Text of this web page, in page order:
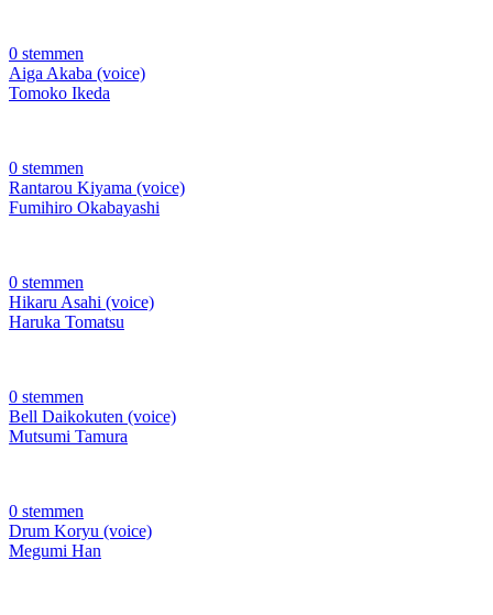
0 stemmen
Aiga Akaba (voice)
Tomoko Ikeda
0 stemmen
Rantarou Kiyama (voice)
Fumihiro Okabayashi
0 stemmen
Hikaru Asahi (voice)
Haruka Tomatsu
0 stemmen
Bell Daikokuten (voice)
Mutsumi Tamura
0 stemmen
Drum Koryu (voice)
Megumi Han